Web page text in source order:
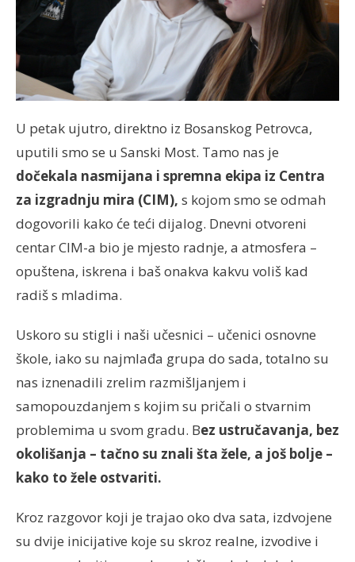
U petak ujutro, direktno iz Bosanskog Petrovca,
uputili smo se u Sanski Most. Tamo nas je
dočekala nasmijana i spremna ekipa iz Centra
za izgradnju mira (CIM), s kojom smo se odmah
dogovorili kako će teći dijalog. Dnevni otvoreni
centar CIM-a bio je mjesto radnje, a atmosfera –
opuštena, iskrena i baš onakva kakvu voliš kad
radiš s mladima.
Uskoro su stigli i naši učesnici – učenici osnovne
škole, iako su najmlađa grupa do sada, totalno su
nas iznenadili zrelim razmišljanjem i
samopouzdanjem s kojim su pričali o stvarnim
problemima u svom gradu. Bez ustručavanja, bez
okolišanja – tačno su znali šta žele, a još bolje –
kako to žele ostvariti.
Kroz razgovor koji je trajao oko dva sata, izdvojene
su dvije inicijative koje su skroz realne, izvodive i